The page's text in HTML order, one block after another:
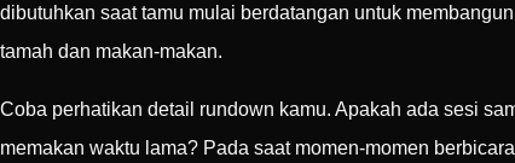
dibutuhkan saat tamu mulai berdatangan untuk
tamah dan makan-makan.
Coba perhatikan detail rundown kamu. Apakah ada sesi
memakan waktu lama? Pada saat momen-momen